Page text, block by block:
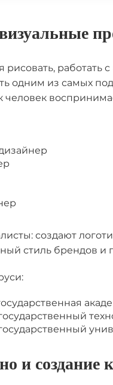
рисовать,
одним из самых
человек
создают
стиль брендов и
и создание